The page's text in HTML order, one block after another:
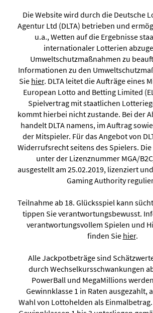
Die Website wird durch die Deutsche
Agentur Ltd (DLTA) betrieben und
u.a., Wetten auf die Ergebnisse
internationaler Lotterien
Umweltschutzmaßnahmen zu
Informationen zu den
Sie hier. DLTA leitet die Aufträge eines
European Lotto and Betting Limited
Spielvertrag mit staatlichen
kommt hierbei nicht zustande. Bei der
handelt DLTA namens, im Auftrag
der Mitspieler. Für das Angebot von
Widerrufsrecht seitens des Spielers. Die
unter der Lizenznummer MGA/
ausgestellt am 25.02.2019, lizenziert
Gaming Authority
Teilnahme ab 18. Glücksspiel kann
tippen Sie verantwortungsbewusst.
verantwortungsvollem Spielen und
finden Sie hier.
Alle Jackpotbeträge sind
durch Wechselkursschwankungen
PowerBall und MegaMillions
Gewinnklasse 1 in Raten ausgezahlt,
Wahl von Lottohelden als